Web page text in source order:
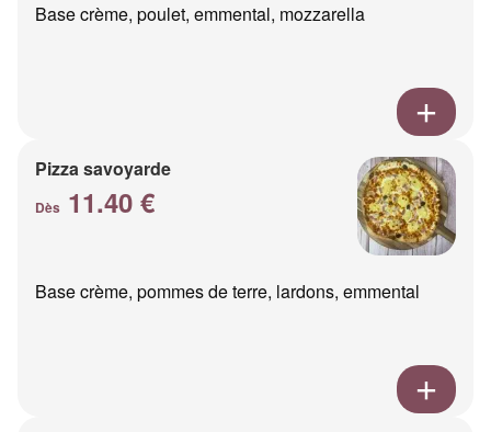
Base crème, poulet, emmental, mozzarella
Pizza savoyarde
Dès 11.40 €
Base crème, pommes de terre, lardons, emmental